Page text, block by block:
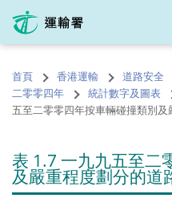
內
的
開
始
首頁 香港運輸 道路安全
二零零四年
統計數字及圖表
五至二零零四年按車輛碰撞類別
表 1.7 一九九五至二
及嚴重程度劃分的道